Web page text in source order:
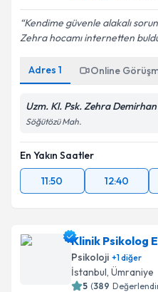
Kendime güvenle alakalı
Zehra hocamı internetten
Adres 1 Online
Uzm. Kl. Psk. Zehra Demirhan
Söğütözü Mah.
En Yakın Saatler
11:50
12:40
Klinik Psikolog
Psikoloji +1diğer
İstanbul, Ümraniye
5 (389